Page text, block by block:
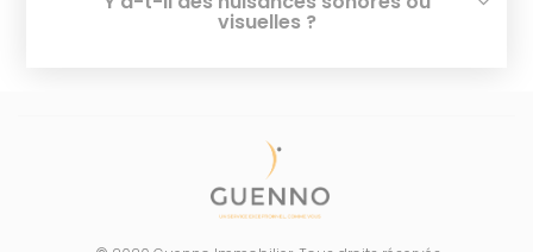
visuelles ?